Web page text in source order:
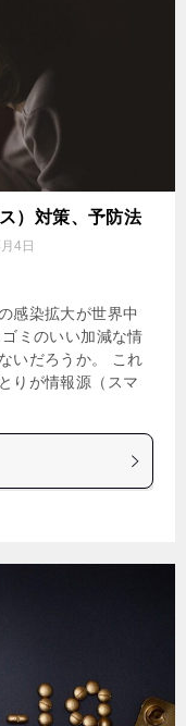
）対策、予防法
4日
感染拡大が世界中
ミのいい加減な情
いだろうか。 これ
りが情報源（スマ